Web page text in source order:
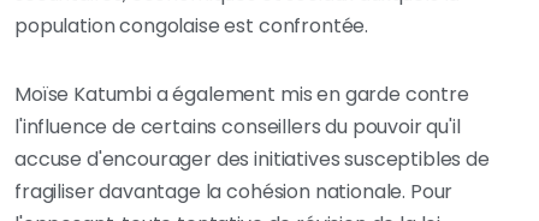
population congolaise est confrontée.
Moïse Katumbi a également mis en garde contre
l'influence de certains conseillers du pouvoir qu'il
accuse d'encourager des initiatives susceptibles de
fragiliser davantage la cohésion nationale. Pour